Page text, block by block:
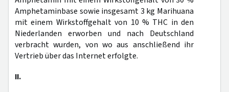
Amphetaminbase sowie insgesamt 3 kg Marihuana
mit einem Wirkstoffgehalt von 10 % THC in den
Niederlanden erworben und nach Deutschland
verbracht wurden, von wo aus anschließend ihr
Vertrieb über das Internet erfolgte.
II.